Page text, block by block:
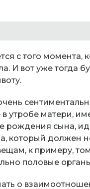
с того момента,
И вот уже тогда
утробе матери,
рождения сына,
который должен
к примеру,
половые
о